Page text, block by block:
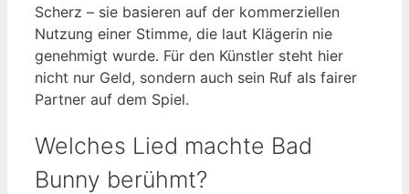
Scherz – sie basieren auf der kommerziellen
Nutzung einer Stimme, die laut Klägerin nie
genehmigt wurde. Für den Künstler steht hier
nicht nur Geld, sondern auch sein Ruf als fairer
Partner auf dem Spiel.
Welches Lied machte Bad
Bunny berühmt?